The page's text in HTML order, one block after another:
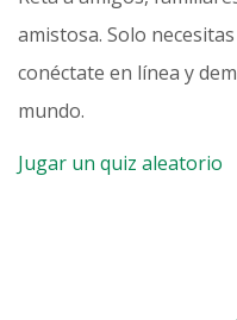
amistosa. Solo
conéctate en línea y
mundo.
Jugar un quiz aleatorio